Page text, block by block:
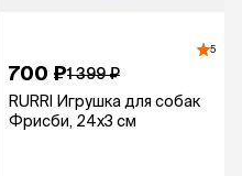
5
700 ₽1 399 ₽
RURRI Игрушка для собак
Фрисби, 24х3 см